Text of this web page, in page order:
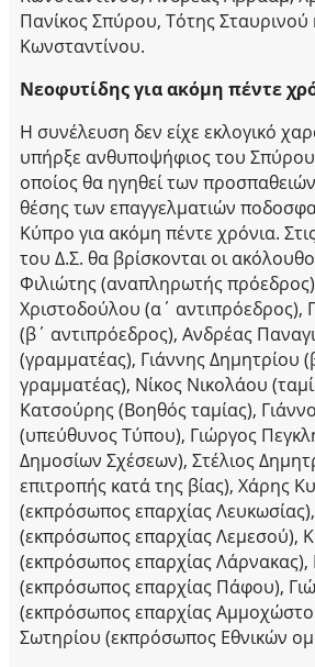
Πανίκος Σπύρου, Τότης Σταυρινού
Κωνσταντίνου.
Νεοφυτίδης για ακόμη πέντε
Η συνέλευση δεν είχε εκλογικό
υπήρξε ανθυποψήφιος του
οποίος θα ηγηθεί των
θέσης των επαγγελματιών
Κύπρο για ακόμη πέντε χρόνια.
του Δ.Σ. θα βρίσκονται οι
Φιλιώτης (αναπληρωτής
Χριστοδούλου (α΄ αντιπρόεδρος),
(β΄ αντιπρόεδρος), Ανδρέας
(γραμματέας), Γιάννης Δημητρίου
γραμματέας), Νίκος Νικολάου
Κατσούρης (Βοηθός ταμίας),
(υπεύθυνος Τύπου), Γιώργος
Δημοσίων Σχέσεων), Στέλιος
επιτροπής κατά της βίας), Χάρης
(εκπρόσωπος επαρχίας
(εκπρόσωπος επαρχίας Λεμεσού),
(εκπρόσωπος επαρχίας Λάρνακας),
(εκπρόσωπος επαρχίας Πάφου),
(εκπρόσωπος επαρχίας
Σωτηρίου (εκπρόσωπος Εθνικών